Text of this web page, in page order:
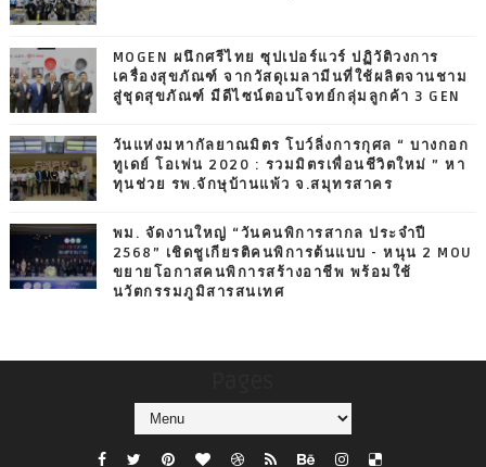
MOGEN ผนึกศรีไทย ซุปเปอร์แวร์ ปฏิวัติวงการ
เครื่องสุขภัณฑ์ จากวัสดุเมลามีนที่ใช้ผลิตจานชาม
สู่ชุดสุขภัณฑ์ มีดีไซน์ตอบโจทย์กลุ่มลูกค้า 3 GEN
วันแห่งมหากัลยาณมิตร โบว์ลิ่งการกุศล “ บางกอก
ทูเดย์ โอเพ่น 2020 : รวมมิตรเพื่อนชีวิตใหม่ ” หา
ทุนช่วย รพ.จักษุบ้านแพ้ว จ.สมุทรสาคร
พม. จัดงานใหญ่ “วันคนพิการสากล ประจำปี
2568” เชิดชูเกียรติคนพิการต้นแบบ - หนุน 2 MOU
ขยายโอกาสคนพิการสร้างอาชีพ พร้อมใช้
นวัตกรรมภูมิสารสนเทศ